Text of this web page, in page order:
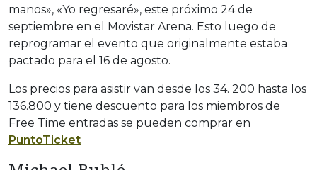
manos», «Yo regresaré», este próximo 24 de
septiembre en el Movistar Arena. Esto luego de
reprogramar el evento que originalmente estaba
pactado para el 16 de agosto.
Los precios para asistir van desde los 34. 200 hasta los
136.800 y tiene descuento para los miembros de
Free Time entradas se pueden comprar en
PuntoTicket